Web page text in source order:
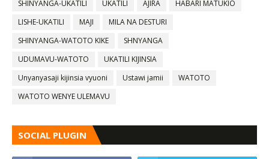
SHINYANGA-UKATILI UKATILI AJIRA
HABARI MATUKIO
LISHE-UKATILI
MAJI
MILA NA DESTURI
SHINYANGA-WATOTO KIKE
SHNYANGA
UDUMAVU-WATOTO
UKATILI KIJINSIA
Unyanyasaji kijinsia vyuoni
Ustawi jamii
WATOTO
WATOTO WENYE ULEMAVU
SOCIAL PLUGIN